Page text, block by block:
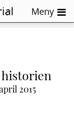
2015
Meny